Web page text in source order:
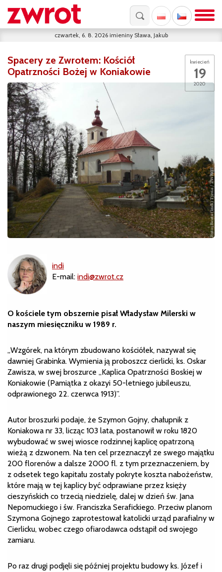
czwartek, 6. 8. 2026 imieniny Sława, Jakub
kwiecień
19
2020
Spacery ze Zwrotem: Kościół
Opatrzności Bożej w Koniakowie
indi
E-mail: indi@zwrot.cz
O kościele tym obszernie pisał Władysław Milerski w
naszym miesięczniku w 1989 r.
„Wzgórek, na którym zbudowano kościółek, nazywał się
dawniej Grabinka. Wymienia ją proboszcz cierlicki, ks. Oskar
Zawisza, w swej broszurce „Kaplica Opatrzności Boskiej w
Koniakowie (Pamiątka z okazyi 50-letniego jubileuszu,
odprawionego 22. czerwca 1913)”.
Autor broszurki podaje, że Szymon Gojny, chałupnik z
Koniakowa nr 33, licząc 103 lata, postanowił w roku 1820
wybudować w swej wiosce rodzinnej kaplicę opatrzoną
wieżą z dzwonem. Na ten cel przeznaczył ze swego majątku
200 florenów a dalsze 2000 fl. z tym przeznaczeniem, by
z odsetek tego kapitału zostały pokryte koszta nabożeństw,
które mają w tej kaplicy być odprawiane przez księży
cieszyńskich co trzecią niedzielę, dalej w dzień św. Jana
Nepomuckiego i św. Franciszka Serafickiego. Przeciw planom
Szymona Gojnego zaprotestował katolicki urząd parafialny w
Cierlicku, wobec czego ofiarodawca odstąpił od swojego
zamiaru.
Po raz drugi podjęli się później projektu budowy ks. Józef i